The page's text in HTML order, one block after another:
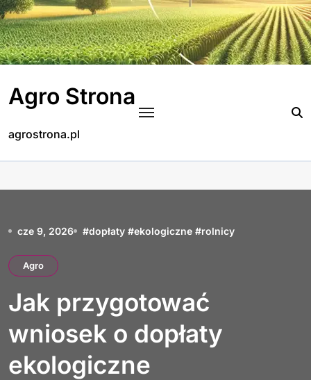
Skip
to
content
Agro Strona
agrostrona.pl
cze 9, 2026 #dopłaty #ekologiczne #rolnicy
Agro
Jak przygotować
wniosek o dopłaty
ekologiczne